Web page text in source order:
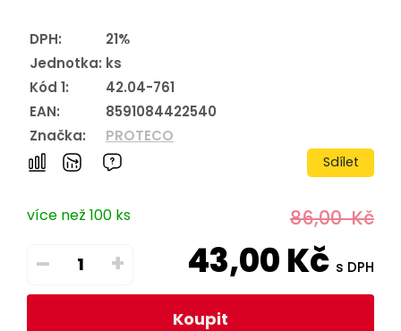
DPH:
21%
Jednotka: ks
Kód 1:
42.04-761
EAN:
8591084422540
Značka:
PROTECO
Sdílet
více než 100 ks
– +
86,00Kč
43,00Kč s DPH
Koupit